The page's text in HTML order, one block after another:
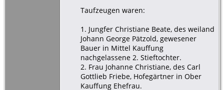
Taufzeugen waren:
1. Jungfer Christiane Beate, des weiland
Johann George Pätzold, gewesener
Bauer in Mittel Kauffung
nachgelassene 2. Stieftochter.
2. Frau Johanne Christiane, des Carl
Gottlieb Friebe, Hofegärtner in Ober
Kauffung Ehefrau.